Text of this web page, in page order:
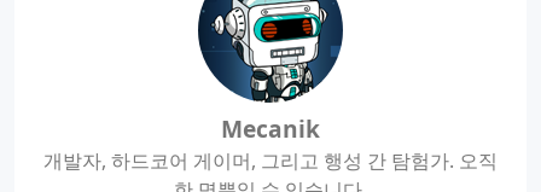
Mecanik
개발자, 하드코어 게이머, 그리고 행성 간 탐험가. 오직